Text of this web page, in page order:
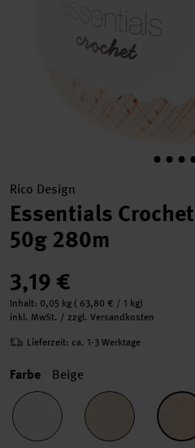
Rico Design
Essentials Crochet
50g 280m
3,19 €
Inhalt: 0,05 kg ( 63,80 € / 1 kg)
inkl. MwSt. / zzgl. Versandkosten
Lieferzeit: ca. 1-3 Werktage
Farbe Beige